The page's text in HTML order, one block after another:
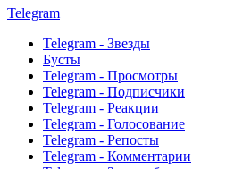
Telegram
Telegram - Звезды
Бусты
Telegram - Просмотры
Telegram - Подписчики
Telegram - Реакции
Telegram - Голосование
Telegram - Репосты
Telegram - Комментарии